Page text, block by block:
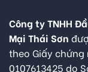
Công ty TNHH
Mại Thái Sơn
theo Giấy
0107613425 do